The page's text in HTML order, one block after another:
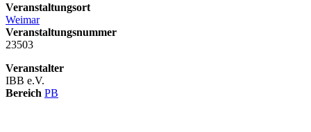
Veranstaltungsort
Weimar
Veranstaltungsnummer
23503
Veranstalter
IBB e.V.
Bereich PB